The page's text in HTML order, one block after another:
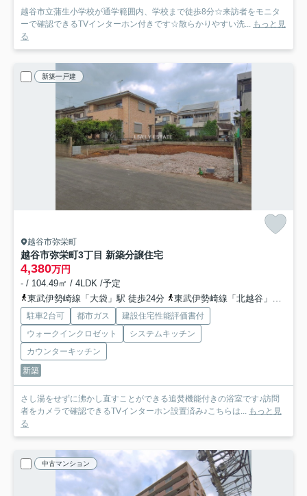
越谷市立蒲生小学校が通学範囲内、学校まで徒歩8分☆来訪者をモニタ
ーで確認できるTVインターホン付きです☆散らかりやすい洗...
もっと見
る
新築一戸建
越谷市弥栄町
越谷市弥栄町3丁目 新築分譲住宅
4,380万円
- / 104.49㎡ / 4LDK /予定
東武伊勢崎線「大袋」駅 徒歩24分
東武伊勢崎線「北越谷」駅 徒歩41分
駐車2台可 都市ガス
建設住宅性能評価書付
ウォークインクロゼット
システムキッチン
カウンターキッチン
新築
さし湯をせずに沸かし直すことができる追焚機能付きの浴室です♪訪問
者をカメラで確認できるTVインターホン設置済み♪こちらは...
もっと見
る
中古マンション